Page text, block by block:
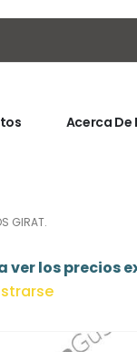
Acerca
GIRAT.
ver los precios